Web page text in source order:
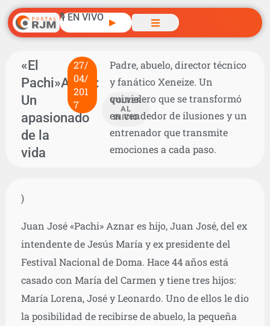
🎙️ EN VIVO ▶
«El
Pachi»Aznar:
Un
apasionado
de la
vida
27/
04/
201
7
VOLVER
AL
INICIO
Padre, abuelo, director técnico
y fanático Xeneize. Un
quinielero que se transformó
en vendedor de ilusiones y un
entrenador que transmite
emociones a cada paso.
)
Juan José «Pachi» Aznar es hijo, Juan José, del ex
intendente de Jesús María y ex presidente del
Festival Nacional de Doma. Hace 44 años está
casado con María del Carmen y tiene tres hijos:
María Lorena, José y Leonardo. Uno de ellos le dio
la posibilidad de recibirse de abuelo, la pequeña